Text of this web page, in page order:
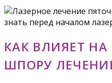
КАК ВЛИЯЕТ
ШПОРУ